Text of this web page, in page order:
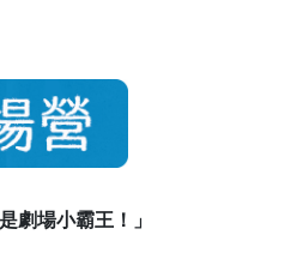
劇場小霸王！」